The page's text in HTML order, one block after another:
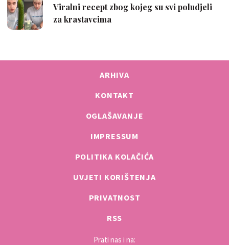
ARHIVA
KONTAKT
OGLAŠAVANJE
IMPRESSUM
POLITIKA KOLAČIĆA
UVJETI KORIŠTENJA
PRIVATNOST
RSS
Prati nas i na: